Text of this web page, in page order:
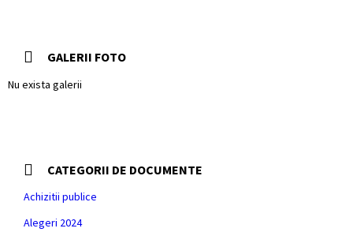
GALERII FOTO
Nu exista galerii
CATEGORII DE DOCUMENTE
Achizitii publice
Alegeri 2024